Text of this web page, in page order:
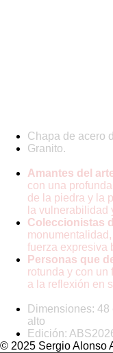
Chapa de acero
Granito.
Amantes del
con una
de la piedra y la
la vulnerabilidad
Coleccionistas
fuerza expresiva
Personas que
rotunda y con un
a la reflexión en
Dimensiones: 48
alto
Edición:
© 2025 Sergio Alonso